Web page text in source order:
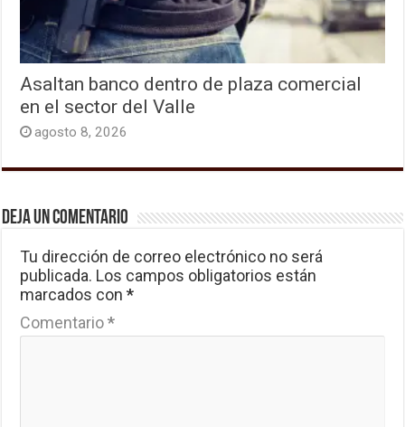
Asaltan banco dentro de plaza comercial
en el sector del Valle
agosto 8, 2026
Deja un comentario
Tu dirección de correo electrónico no será
publicada. Los campos obligatorios están
marcados con*
Comentario*